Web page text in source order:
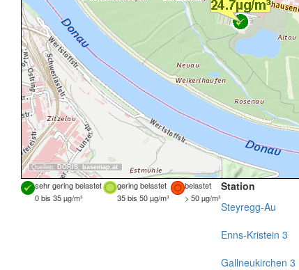
Quellen: DORIS, basemap.at
sehr gering belastet gering belastet
belastet
0 bis 35 µg/m³
35 bis 50 µg/m³ > 50 µg/m³
Station
Steyregg-Au
Enns-Kristein 3
Gallneukirchen 3